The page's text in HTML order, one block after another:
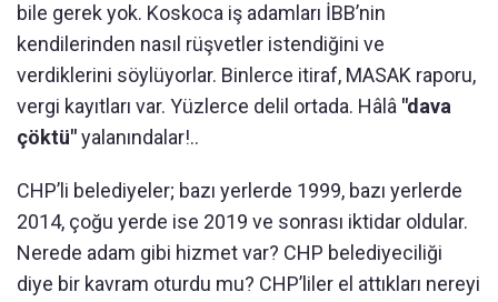
bile gerek yok. Koskoca iş adamları İBB’nin
kendilerinden nasıl rüşvetler istendiğini ve
verdiklerini söylüyorlar. Binlerce itiraf, MASAK raporu,
vergi kayıtları var. Yüzlerce delil ortada. Hâlâ "dava
çöktü"yalanındalar!..
CHP’li belediyeler; bazı yerlerde 1999, bazı yerlerde
2014, çoğu yerde ise 2019 ve sonrası iktidar oldular.
Nerede adam gibi hizmet var? CHP belediyeciliği
diye bir kavram oturdu mu? CHP’liler el attıkları nereyi